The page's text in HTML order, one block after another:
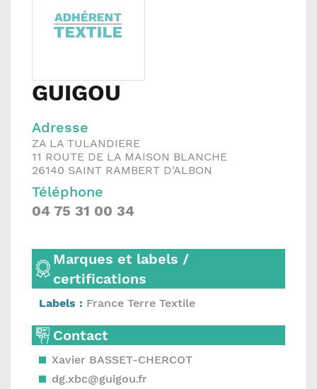
GUIGOU
Adresse
ZA LA TULANDIERE
11 ROUTE DE LA MAISON BLANCHE
26140 SAINT RAMBERT D'ALBON
Téléphone
04 75 31 00 34
Marques et labels /
certifications
Labels : France Terre Textile
Contact
Xavier BASSET-CHERCOT
dg.xbc@guigou.fr